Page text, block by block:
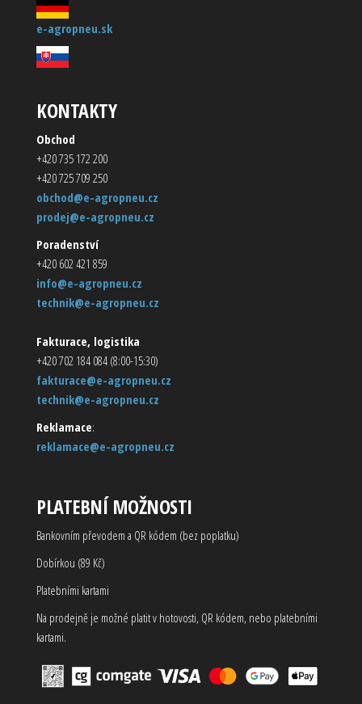
e-agropneu.sk
KONTAKTY
Obchod
+420 735 172 200
+420 725 709 250
obchod@e-agropneu.cz
prodej@e-agropneu.cz
Poradenství
+420 602 421 859
info@e-agropneu.cz
technik@e-agropneu.cz
Fakturace, logistika
+420 702 184 084 (8:00-15:30)
fakturace@e-agropneu.cz
technik@e-agropneu.cz
Reklamace:
reklamace@e-agropneu.cz
PLATEBNÍ MOŽNOSTI
Bankovním převodem a QR kódem (bez poplatku)
Dobírkou (89 Kč)
Platebními kartami
Na prodejně je možné platit v hotovosti, QR kódem, nebo platebními
kartami.